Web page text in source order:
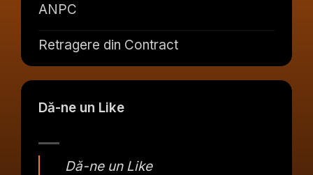
ANPC
Retragere din Contract
Dă-ne un Like
Dă-ne un Like